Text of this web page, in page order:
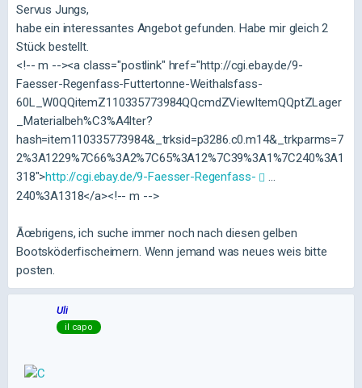
Servus Jungs,
habe ein interessantes Angebot gefunden. Habe mir gleich 2
Stück bestellt.
<!-- m --><a class="postlink" href="http://cgi.ebay.de/9-
Faesser-Regenfass-Futtertonne-Weithalsfass-
60L_W0QQitemZ110335773984QQcmdZViewItemQQptZLager
_Materialbeh%C3%A4lter?
hash=item110335773984&_trksid=p3286.c0.m14&_trkparms=7
2%3A1229%7C66%3A2%7C65%3A12%7C39%3A1%7C240%3A1
318">http://cgi.ebay.de/9-Faesser-Regenfass-
...
240%3A1318</a><!-- m -->
Ãœbrigens, ich suche immer noch nach diesen gelben
Bootsköderfischeimern. Wenn jemand was neues weis bitte
posten.
Uli
il capo